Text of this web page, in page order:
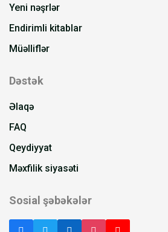
Yeni nəşrlər
Endirimli kitablar
Müəlliflər
Dəstək
Əlaqə
FAQ
Qeydiyyat
Məxfilik siyasəti
Sosial şəbəkələr